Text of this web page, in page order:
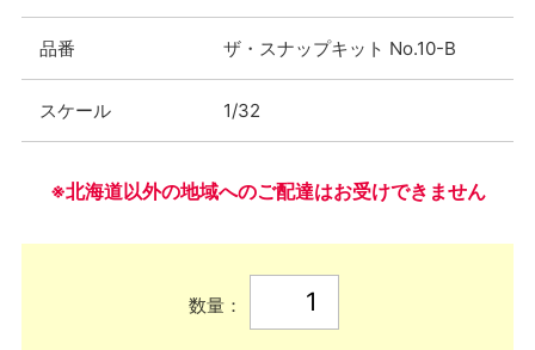
品番 ザ・スナップキット No.10-B
スケール 1/32
※北海道以外の地域へのご配達はお受けできません
数量：